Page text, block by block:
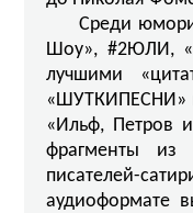
Среди
Шоу», #2ЮЛИ,
лучшими
«ШУТКИПЕСНИ»
«Ильф, Петров
фрагменты из
писателей-
аудиоформате